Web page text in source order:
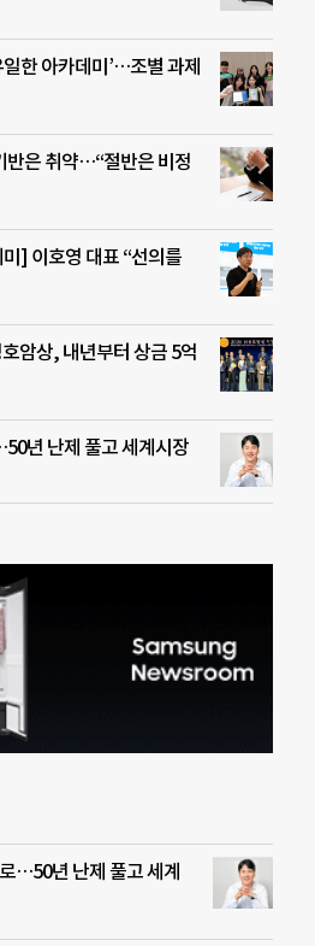
한 아카데미’…조별 과제
반은 취약…“절반은 비정
] 이호영 대표 “선의를
암상, 내년부터 상금 5억
년 난제 풀고 세계시장
…50년 난제 풀고 세계